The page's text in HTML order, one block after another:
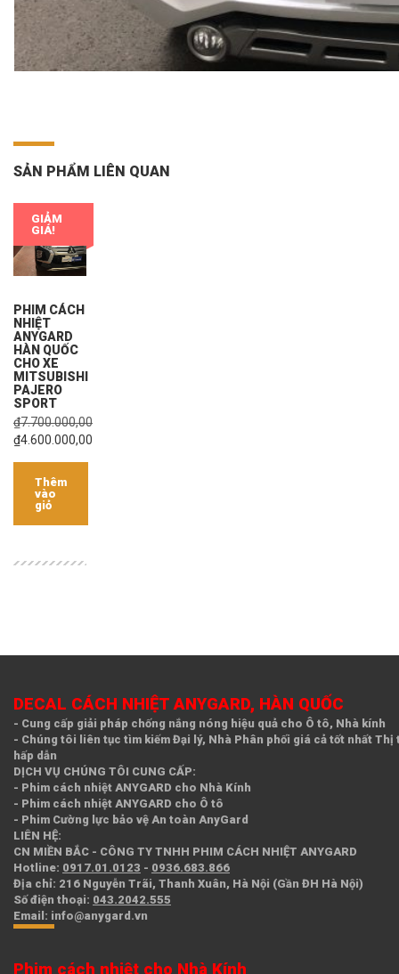
SẢN PHẨM LIÊN QUAN
GIẢM
GIÁ!
PHIM CÁCH
NHIỆT
ANYGARD
HÀN QUỐC
CHO XE
MITSUBISHI
PAJERO
SPORT
₫7.700.000,00
₫4.600.000,00
Thêm
vào
giỏ
DECAL CÁCH NHIỆT ANYGARD, HÀN QUỐC
- Cung cấp giải pháp chống nắng nóng hiệu quả cho Ô tô, Nhà kính
- Chúng tôi liên tục tìm kiếm Đại lý, Nhà Phân phối giá cả tốt nhất Thị
hấp dẫn
DỊCH VỤ CHÚNG TÔI CUNG CẤP:
- Phim cách nhiệt ANYGARD cho Nhà Kính
- Phim cách nhiệt ANYGARD cho Ô tô
- Phim Cường lực bảo vệ An toàn AnyGard
LIÊN HỆ:
CN MIỀN BẮC - CÔNG TY TNHH PHIM CÁCH NHIỆT ANYGARD
Hotline: 0917.01.0123 - 0936.683.866
Địa chỉ: 216 Nguyễn Trãi, Thanh Xuân, Hà Nội (Gần ĐH Hà Nội)
Số điện thoại: 043.2042.555
Email: info@anygard.vn
Phim cách nhiệt cho Nhà Kính